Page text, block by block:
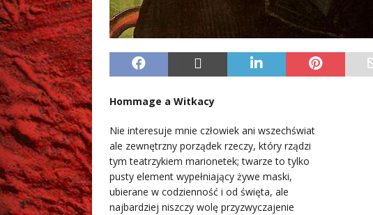
Hommage a Witkacy
Nie interesuje mnie człowiek ani wszechświat
ale zewnętrzny porządek rzeczy, który rządzi
tym teatrzykiem marionetek; twarze to tylko
pusty element wypełniający żywe maski,
ubierane w codzienność i od święta, ale
najbardziej niszczy wolę przyzwyczajenie